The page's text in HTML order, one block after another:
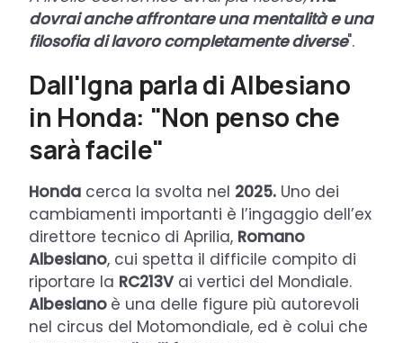
dovrai anche affrontare una mentalità e una
filosofia di lavoro completamente diverse".
Dall'Igna parla di Albesiano
in Honda: "Non penso che
sarà facile"
Honda cerca la svolta nel 2025. Uno dei
cambiamenti importanti è l’ingaggio dell’ex
direttore tecnico di Aprilia, Romano
Albesiano, cui spetta il difficile compito di
riportare la RC213V ai vertici del Mondiale.
Albesiano è una delle figure più autorevoli
nel circus del Motomondiale, ed è colui che